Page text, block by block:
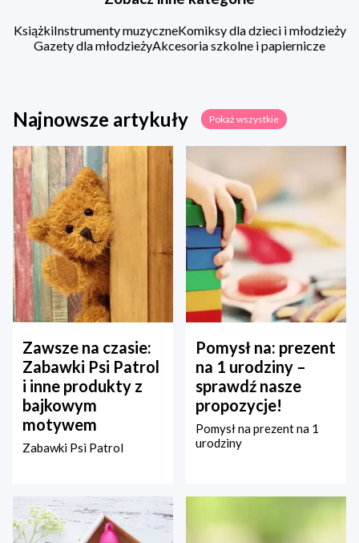
KsiążkiInstrumenty muzyczneKomiksy dla dzieci i młodzieży
Gazety dla młodzieżyAkcesoria szkolne i papiernicze
Najnowsze artykuły Pokaż wszystkie
Zawsze na czasie:
Zabawki Psi Patrol
i inne produkty z
bajkowym
motywem
Zabawki Psi Patrol
Pomysł na: prezent
na 1 urodziny –
sprawdź nasze
propozycje!
Pomysł na prezent na 1
urodziny